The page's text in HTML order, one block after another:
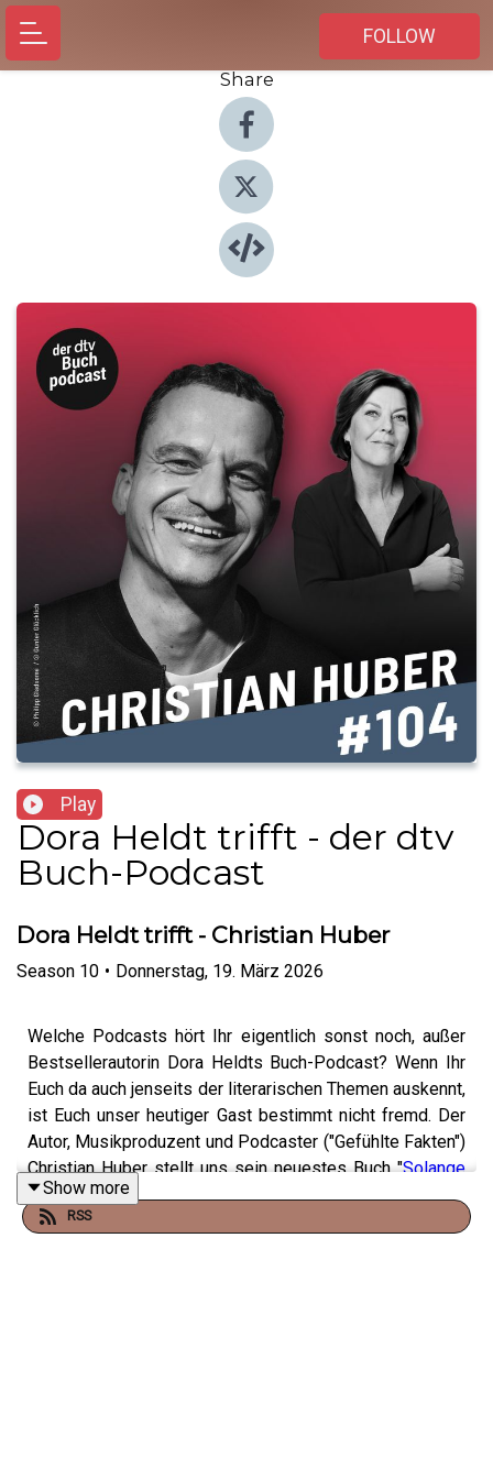
FOLLOW
Share
Play
Dora Heldt trifft - der dtv
Buch-Podcast
Dora Heldt trifft - Christian Huber
Season 10 • Donnerstag, 19. März 2026
Welche Podcasts hört Ihr eigentlich sonst noch, außer
Bestsellerautorin Dora Heldts Buch-Podcast? Wenn Ihr
Euch da auch jenseits der literarischen Themen auskennt,
ist Euch unser heutiger Gast bestimmt nicht fremd. Der
Autor, Musikproduzent und Podcaster ("Gefühlte Fakten")
Christian Huber stellt uns sein neuestes Buch "Solange
ein Streichholz brennt
obdachlosen Bohm und der Medienfrau Alina aufeinander
Show more
RSS